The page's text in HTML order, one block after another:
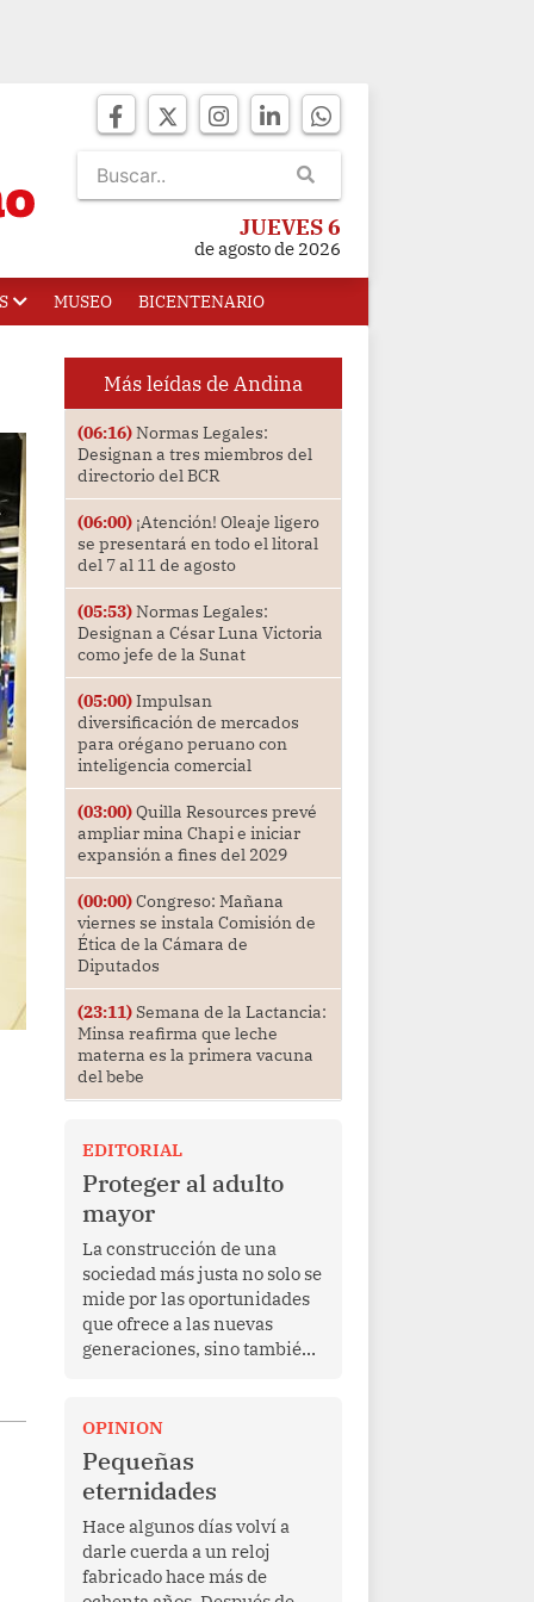
JUEVES 6
de agosto de 2026
MUSEO BICENTENARIO
Más leídas de Andina
(06:16)Normas Legales:
Designan a tres miembros del
directorio del BCR
(06:00)¡Atención! Oleaje ligero
se presentará en todo el litoral
del 7 al 11 de agosto
(05:53)Normas Legales:
Designan a César Luna Victoria
como jefe de la Sunat
(05:00)Impulsan
diversificación de mercados
para orégano peruano con
inteligencia comercial
(03:00)Quilla Resources prevé
ampliar mina Chapi e iniciar
expansión a fines del 2029
(00:00)Congreso: Mañana
viernes se instala Comisión de
Ética de la Cámara de
Diputados
(23:11)Semana de la Lactancia:
Minsa reafirma que leche
materna es la primera vacuna
del bebe
EDITORIAL
Proteger al adulto
mayor
La construcción de una
sociedad más justa no solo se
mide por las oportunidades
que ofrece a las nuevas
generaciones, sino también
de una vida de esfuerzo y
trabajo, afrontan la vejez en
condiciones de
vulnerabilidad. El anuncio
formulado por la presidenta
de la república, Keiko
Fujimori, de incrementar de
OPINION
Pequeñas
eternidades
Hace algunos días volví a
darle cuerda a un reloj
fabricado hace más de